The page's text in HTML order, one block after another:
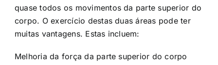
quase todos os movimentos da parte superior do
corpo. O exercício destas duas áreas pode ter
muitas vantagens. Estas incluem:
Melhoria da força da parte superior do corpo